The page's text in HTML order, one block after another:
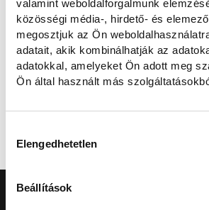
valamint weboldalforgalmunk
közösségi média-, hirdető- és
megosztjuk az Ön
adatait, akik kombinálhatják az
adatokkal, amelyeket Ön adott meg
Ön által használt más
kiválasztása
Elengedhetetlen
Beállítások
Szeretnék feliratkozni a hírlevélre.